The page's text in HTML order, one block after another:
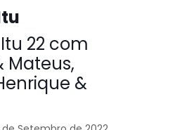
22 com
Mateus,
&